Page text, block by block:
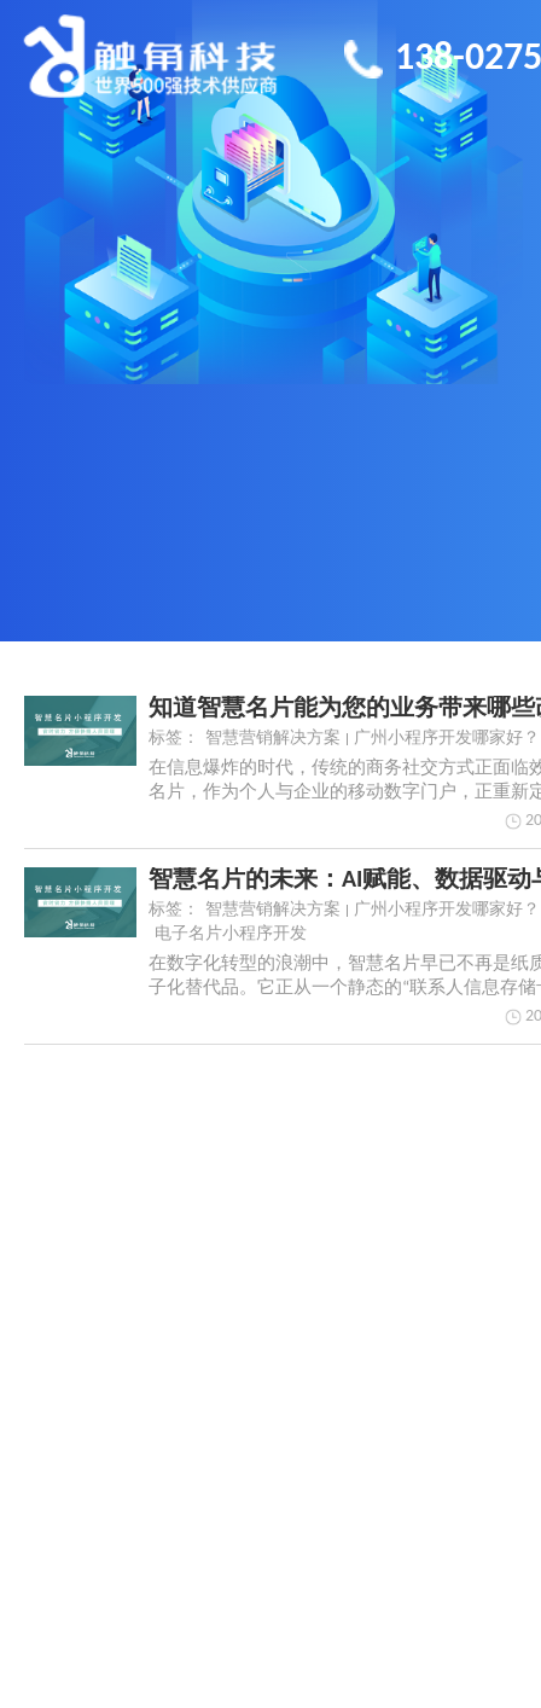
138-
知道智慧名片能为您的业务带来哪些
标签： 智慧营销解决方案
广州小程序开发哪家好？
在信息爆炸的时代，传统的商务社交方式正面临
名片，作为个人与企业的移动数字门户，正重新
智慧名片的未来：AI赋能、数据驱动
标签： 智慧营销解决方案
广州小程序开发哪家好？
电子名片小程序开发
在数字化转型的浪潮中，智慧名片早已不再是纸
子化替代品。它正从一个静态的“联系人信息存储